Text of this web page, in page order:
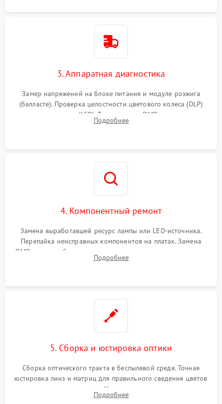
3. Аппаратная диагностика
Замер напряжений на блоке питания и модуле розжига
(балласте). Проверка целостности цветового колеса (DLP)
или поляризаторов (LCD). Тестирование DMD-чипа, датчиков
температуры и оптопар с помощью мультиметра и
Подробнее
4. Компонентный ремонт
Замена выработавшей ресурс лампы или LED-источника.
Перепайка неисправных компонентов на платах. Замена
DMD-чипа при битых пикселях, установка нового цветового
колеса или восстановление сгоревших поляризационных
Подробнее
5. Сборка и юстировка оптики
Сборка оптического тракта в беспылевой среде. Точная
юстировка линз и матриц для правильного сведения цветов
и устранения размытия. Надежное подключение всех
шлейфов, установка датчиков и закрытие корпуса
Подробнее